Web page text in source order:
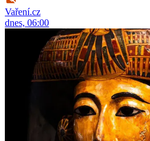
Vaření.cz
dnes, 06:00